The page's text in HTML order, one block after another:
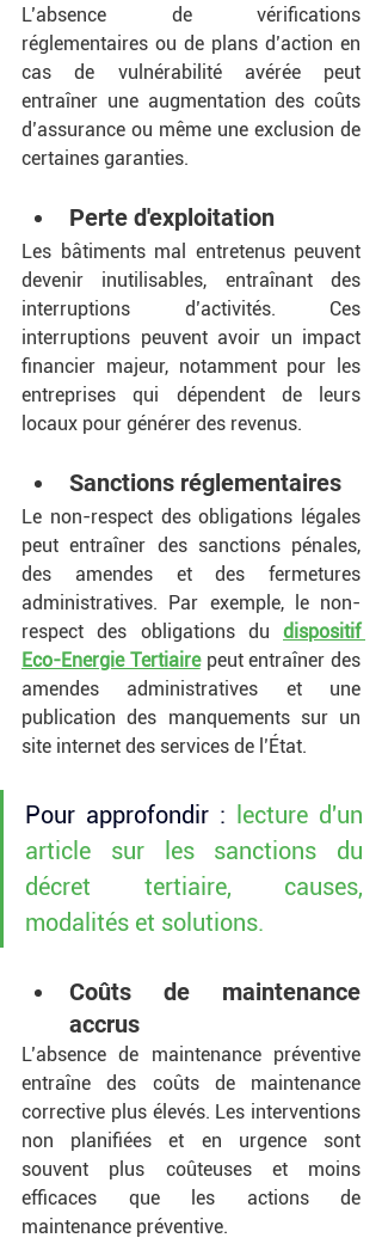
L’absence de vérifications
réglementaires ou de plans d’action en
cas de vulnérabilité avérée peut
entraîner une augmentation des coûts
d’assurance ou même une exclusion de
certaines garanties.
Perte d'exploitation
Les bâtiments mal entretenus peuvent
devenir inutilisables, entraînant des
interruptions d’activités. Ces
interruptions peuvent avoir un impact
financier majeur, notamment pour les
entreprises qui dépendent de leurs
locaux pour générer des revenus.
Sanctions réglementaires
Le non-respect des obligations légales
peut entraîner des sanctions pénales,
des amendes et des fermetures
administratives. Par exemple, le non-
respect des obligations du dispositif
Eco-Energie Tertiaire peut entraîner des
amendes administratives et une
publication des manquements sur un
site internet des services de l’État.
Pour approfondir : lecture d'un
article sur les sanctions du
décret tertiaire, causes,
modalités et solutions.
Coûts de maintenance
accrus
L’absence de maintenance préventive
entraîne des coûts de maintenance
corrective plus élevés. Les interventions
non planifiées et en urgence sont
souvent plus coûteuses et moins
efficaces que les actions de
maintenance préventive.